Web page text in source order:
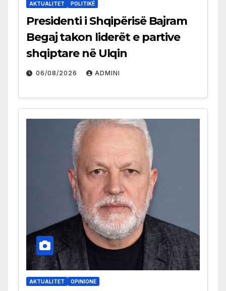
AKTUALITET POLITIKË
Presidenti i Shqipërisë Bajram
Begaj takon liderët e partive
shqiptare në Ulqin
06/08/2026 ADMINI
AKTUALITET OPINIONE